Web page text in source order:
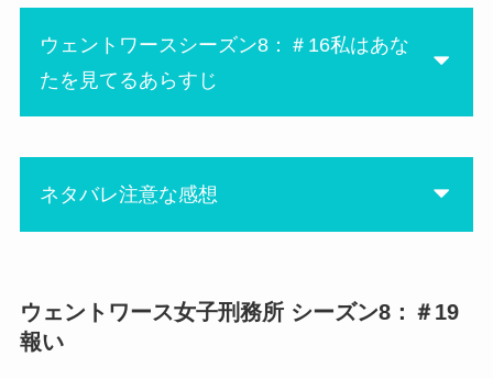
いのは嬉しい限り♪予想外の展
開をしてジュディを窮地に陥
れてもらいたいです。
ーはリタが警察だと知った途
端いきなりキャラが変わって
だったってことなのよね？ア
リーの本心が垣間見えて同情
してしまった。
いて、それをランドンにすん
なり差し出したアン。なんだ
感じがしませんか？裏切りの
匂いがプンプンする。
ウェントワースシーズン8：＃16私はあな
たを見てるあらすじ
ネタバレ注意な感想
にあ
ますけど、ブーマーさん、ご
ウェントワース女子刑務所 シーズン8：＃19
報い